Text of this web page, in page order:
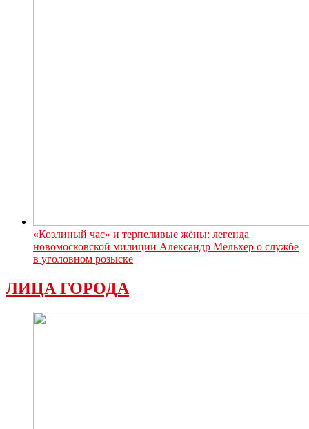
«Козлиный час» и терпеливые жёны: легенда
новомосковской милиции Александр Мельхер о службе
в уголовном розыске
ЛИЦА ГОРОДА